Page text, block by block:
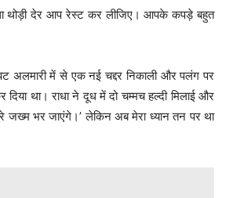
थोड़ी देर आप रेस्ट कर लीजिए। आपके कपड़े बहुत
अलमारी में से एक नई चद्दर निकाली और पलंग पर
दिया था। राधा ने दूध में दो चम्मच हल्दी मिलाई और
जख्म भर जाएंगे।’ लेकिन अब मेरा ध्यान तन पर था